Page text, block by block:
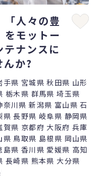
「人々の豊
をモットー
テナンスに
か?
県 宮城県 秋田県 山形
栃木県 群馬県 埼玉県
川県 新潟県 富山県 石
長野県 岐阜県 静岡県
賀県 京都府 大阪府 兵庫
県 鳥取県 島根県 岡山県
県 香川県 愛媛県 高知
長崎県 熊本県 大分県